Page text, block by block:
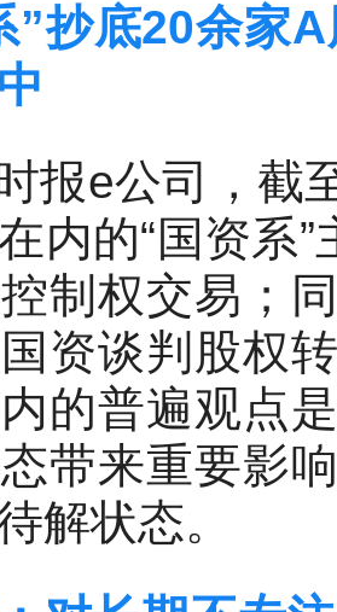
”抄底20余家A
报e公司，截
内的“国资系
制权交易；
资谈判股权
的普遍观点
带来重要影
解状态。